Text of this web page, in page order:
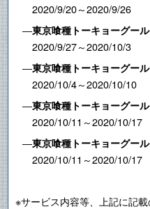
2020/9/20～2020/9/26
―東京喰種トーキョーグー
2020/9/27～2020/10/3
―東京喰種トーキョーグー
2020/10/4～2020/10/10
―東京喰種トーキョーグール
2020/10/11～2020/10/17
―東京喰種トーキョーグール
2020/10/11～2020/10/17
※サービス内容等、上記に記